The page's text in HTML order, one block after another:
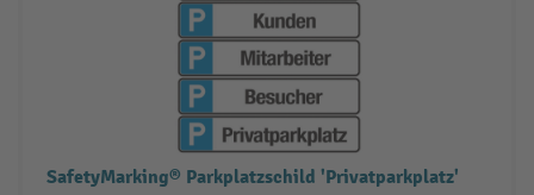
SafetyMarking® Parkplatzschild 'Privatparkplatz'